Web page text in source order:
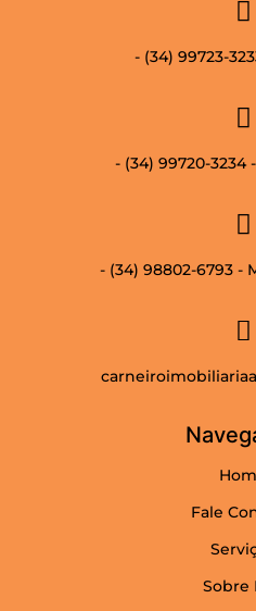
- (34) 99723-
- (34) 99720-3234
- (34) 98802-6793 -
Fale
Sobre